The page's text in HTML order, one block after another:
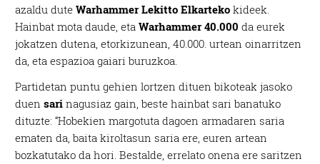
azaldu duteWarhammer Lekitto Elkarteko kideek.
Hainbat mota daude, etaWarhammer 40.000 da eurek
jokatzen dutena, etorkizunean, 40.000. urtean oinarritzen
da, eta espazioa gaiari buruzkoa.
Partidetan puntu gehien lortzen dituen bikoteak jasoko
duensari nagusiaz gain, beste hainbat sari banatuko
dituzte: “Hobekien margotuta dagoen armadaren saria
ematen da, baita kiroltasun saria ere, euren artean
bozkatutako da hori. Bestalde, errelato onena ere saritzen